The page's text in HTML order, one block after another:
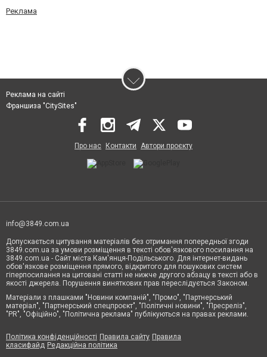
Реклама
Реклама на сайті
Франшиза "CitySites"
Про нас Контакти Автори проєкту
info@3849.com.ua
Допускається цитування матеріалів без отримання попередньої згоди
3849.com.ua за умови розміщення в тексті обов'язкового посилання на
3849.com.ua - Сайт міста Кам'янця-Подільського. Для інтернет-видань
обов'язкове розміщення прямого, відкритого для пошукових систем
гіперпосилання на цитовані статті не нижче другого абзацу в тексті або в
якості джерела. Порушення виняткових прав переслідується Законом.
Матеріали з плашками "Новини компаній", "Промо", "Партнерський
матеріал", "Партнерський спецпроєкт", "Політичні новини", "Пресреліз",
"PR", "Офіційно", "Політична реклама" публікуються на правах реклами.
Політика конфіденційності Правила сайту Правила
класифайд Редакційна політика